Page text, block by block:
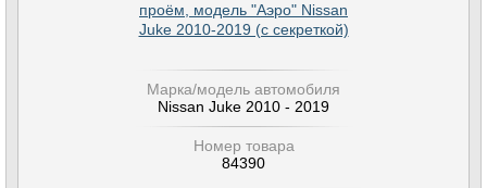
проём, модель "Аэро" Nissan
Juke 2010-2019 (с секреткой)
Марка/модель автомобиля
Nissan Juke 2010 - 2019
Номер товара
84390